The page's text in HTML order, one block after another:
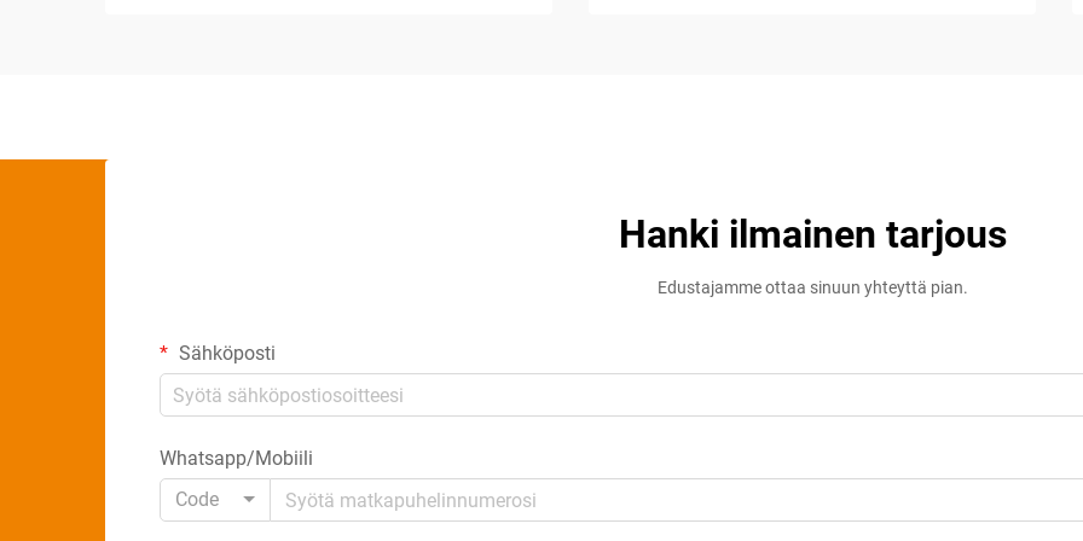
Hanki ilmainen tarjous
Edustajamme ottaa sinuun yhteyttä pian.
Sähköposti
Whatsapp/Mobiili
Code